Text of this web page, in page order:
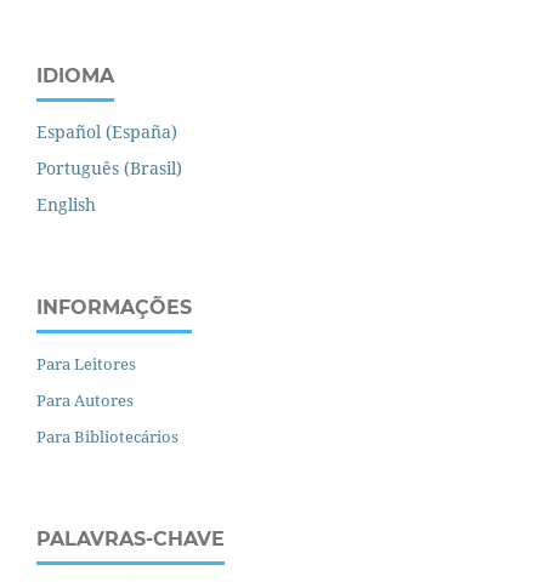
IDIOMA
Español (España)
Português (Brasil)
English
INFORMAÇÕES
Para Leitores
Para Autores
Para Bibliotecários
PALAVRAS-CHAVE